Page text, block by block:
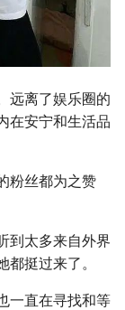
远离了娱乐圈的
在安宁和生活品
粉丝都为之赞
到太多来自外界
挺过来了。
一直在寻找和等